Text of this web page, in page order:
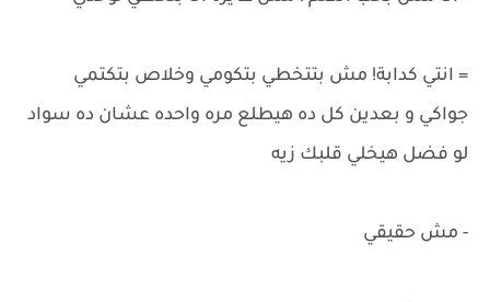
= انتي كدابة! مش بتتخطي بتكومي وخلاص بتكتمي
جواكي و بعدين كل ده هيطلع مره واحده عشان ده سواد
لو فضل هيخلي قلبك زيه
- مش حقيقي